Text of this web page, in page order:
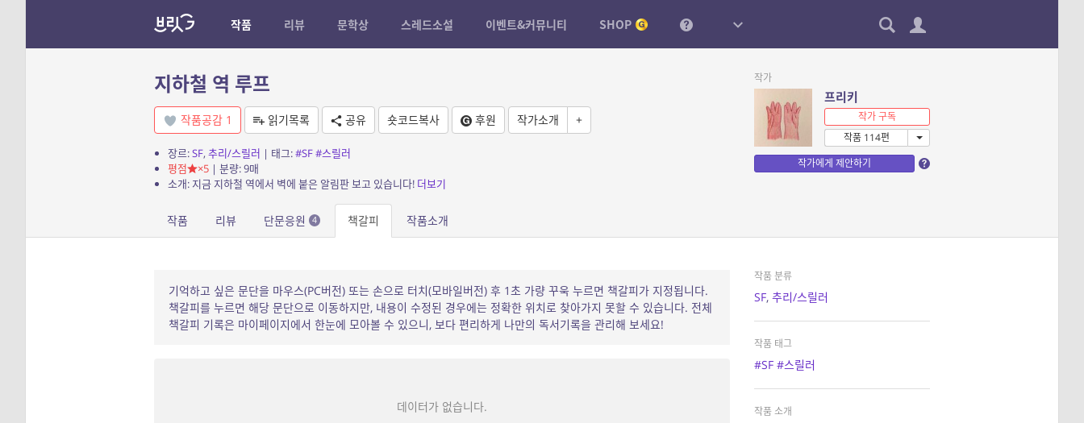
작품 리뷰 문학상 스레드소설 이벤트&커뮤니티 SHOP
지하철 역 루프
작품공감 1 읽기목록 공유 숏코드복사 후원 작가소개 +
장르:SF, 추리/스릴러 | 태그:#SF#스릴러
평점
×5| 분량: 9매
소개: 지금 지하철 역에서 벽에 붙은 알림판 보고 있습니다! 더보기
작가
프리키
작가 구독
작품 114편
작가에게 제안하기
작품 리뷰 단문응원 4 책갈피 작품소개
기억하고 싶은 문단을 마우스(PC버전) 또는 손으로 터치(모바일버전) 후 1초 가량 꾸욱 누르면 책갈피가 지정됩니다.
책갈피를 누르면 해당 문단으로 이동하지만, 내용이 수정된 경우에는 정확한 위치로 찾아가지 못할 수 있습니다. 전체
책갈피 기록은 마이페이지에서 한눈에 모아볼 수 있으니, 보다 편리하게 나만의 독서기록을 관리해 보세요!
데이터가 없습니다.
작품 분류
SF, 추리/스릴러
작품 태그
#SF #스릴러
작품 소개